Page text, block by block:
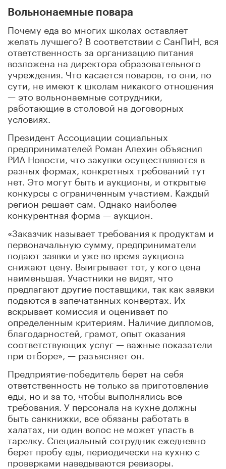
Вольнонаемные повара
Почему еда во многих школах оставляет
желать лучшего? В соответствии с СанПиН, вся
ответственность за организацию питания
возложена на директора образовательного
учреждения. Что касается поваров, то они, по
сути, не имеют к школам никакого отношения
— это вольнонаемные сотрудники,
работающие в столовой на договорных
условиях.
Президент Ассоциации социальных
предпринимателей Роман Алехин объяснил
РИА Новости, что закупки осуществляются в
разных формах, конкретных требований тут
нет. Это могут быть и аукционы, и открытые
конкурсы с ограниченным участием. Каждый
регион решает сам. Однако наиболее
конкурентная форма — аукцион.
«Заказчик называет требования к продуктам и
первоначальную сумму, предприниматели
подают заявки и уже во время аукциона
снижают цену. Выигрывает тот, у кого цена
наименьшая. Участники не видят, что
предлагают другие поставщики, так как заявки
подаются в запечатанных конвертах. Их
вскрывает комиссия и оценивает по
определенным критериям. Наличие дипломов,
благодарностей, грамот, опыт оказания
соответствующих услуг — важные показатели
при отборе», — разъясняет он.
Предприятие-победитель берет на себя
ответственность не только за приготовление
еды, но и за то, чтобы выполнялись все
требования. У персонала на кухне должны
быть санкнижки, все обязаны работать в
халатах, ни один волос не может упасть в
тарелку. Специальный сотрудник ежедневно
берет пробу еды, периодически на кухню с
проверками наведываются ревизоры.